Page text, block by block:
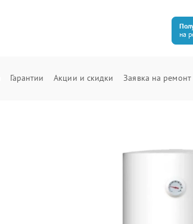
на
Гарантии Акции и скидки Заявка на ремонт